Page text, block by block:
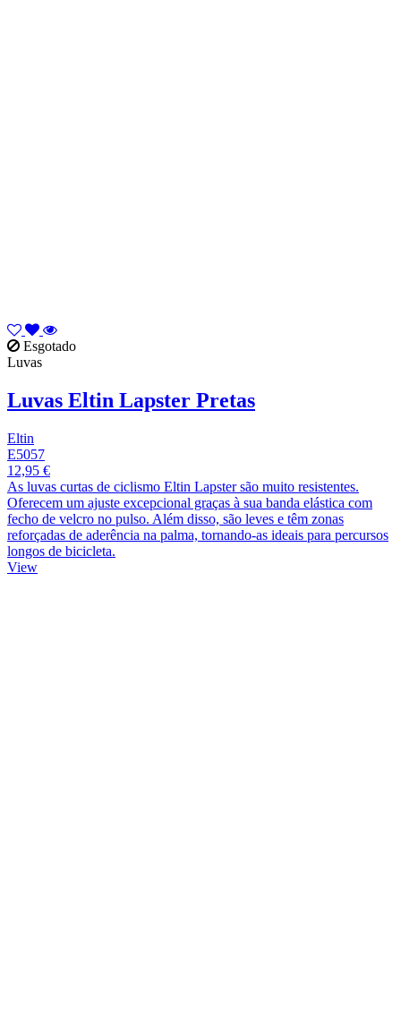
Esgotado
Luvas
Luvas Eltin Lapster Pretas
Eltin
E5057
12,95 €
As luvas curtas de ciclismo Eltin Lapster são muito resistentes.
Oferecem um ajuste excepcional graças à sua banda elástica com
fecho de velcro no pulso. Além disso, são leves e têm zonas
reforçadas de aderência na palma, tornando-as ideais para percursos
longos de bicicleta.
View